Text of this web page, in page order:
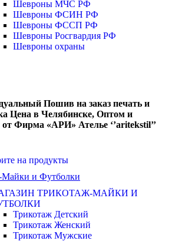
Шевроны МЧС РФ
Шевроны ФСИН РФ
Шевроны ФССП РФ
Шевроны Росгвардия РФ
Шевроны охраны
Пошив на заказ печать и
Цена в Челябинске, Оптом и
от Фирма «АРИ» Ателье ‘’aritekstil’’
на продукты
Майки и Футболки
ТРИКОТАЖ-МАЙКИ И
Трикотаж Детский
Трикотаж Женский
Трикотаж Мужские